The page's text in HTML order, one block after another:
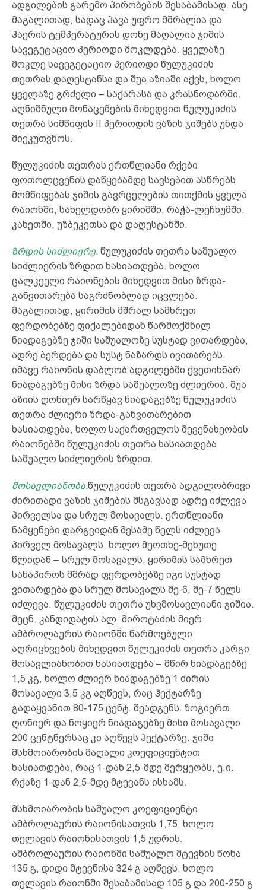
ადგილების გარემო პირობების შესაბამისად. ასე
მაგალითად, სადაც ჰავა უფრო მშრალია და
ჰაერის ტემპერატურის დონე მაღალია ჯიშის
სავეგეტაციო პერიოდი მოკლდება. ყველაზე
მოკლე სავეგეტაციო პერიოდი წულუკიძის
თეთრას დაღესტანსა და შუა აზიაში აქვს, ხოლო
ყველაზე გრძელი – საქარასა და კრასნოდარში.
აღნიშნული მონაცემების მიხედვით წულუკიძის
თეთრა სიმწიფის II პერიოდის ვაზის ჯიშებს უნდა
მიეკუთვნოს.
წულუკიძის თეთრას ერთწლიანი რქები
ფოთოლცვენის დაწყებამდე სავსებით ასწრებს
მომწიფებას ჯიშის გავრცელების თითქმის ყველა
რაიონში, სახელდობრ ყირიმში, რაჭა-ლეჩხუმში,
კახეთში, უზბეკეთსა და დაღესტანში.
ზრდის სიძლიერე. წულუკიძის თეთრა საშუალო
სიძლიერის ზრდით ხასიათდება. ხოლო
ცალკეული რაიონების მიხედვით მისი ზრდა-
განვითარება საგრძნობლად იცვლება.
მაგალითად, ყირიმის მშრალ სამხრეთ
ფერდობებზე ფიქალებიდან წარმოქმნილ
ნიადაგებზე ჯიში საშუალოზე სუსტად ვითარდება,
ადრე ბერდება და სუსტ ნაზარდს ივითარებს.
იმავე რაიონის დაბლობ ადგილებში ქვეთიხნარ
ნიადაგებზე მისი ზრდა საშუალოზე ძლიერია. შუა
აზიის ღონიერ სარწყავ ნიადაგებზე წულუკიძის
თეთრა ძლიერი ზრდა-განვითარებით
ხასიათდება, ხოლო საქართველოს მევენახეობის
რაიონებში წულუკიძის თეთრა ხასიათდება
საშუალო სიძლიერის ზრდით.
მოსავლიანობა.წულუკიძის თეთრა ადგილობრივი
ძირითადი ვაზის ჯიშების მსგავსად ადრე იძლევა
პირველსა და სრულ მოსავალს. ერთწლიანი
ნამყენები დარგვიდან მესამე წელს იძლევა
პირველ მოსავალს, ხოლო მეოთხე-მეხუთე
წლიდან – სრულ მოსავალს. ყირიმის სამხრეთ
სანაპიროს მშრად ფერდობებზე იგი სუსტად
ვითარდება და სრულ მოსავალს მე-6, მე-7 წელს
იძლევა. წულუკიძის თეთრა უხვმოსავლიანი ჯიშია.
მეცნ. კანდიდატის ალ. მიროტაძის მიერ
ამბროლაურის რაიონში წარმოებული
აღრიცხვების მიხედვით წულუკიძის თეთრა კარგი
მოსავლიანობით ხასიათდება – მწირ ნიადაგებზე
1,5 კგ, ხოლო ძლიერ ნიადაგებზე 1 ძირის
მოსავალი 3,5 კგ აღწევს, რაც ჰექტარზე
გადაყვანით 80-175 ცენტ. შეადგენს. ზოგიერთ
ღონიერ და ნოყიერ ნიადაგებზე მისი მოსავალი
200 ცენტნერსაც კი აღწევს ჰექტარზე. ჯიში
მსხმოიარობის მაღალი კოეფიციენტით
ხასიათდება, რაც 1-დან 2,5-მდე მერყეობს, ე.ი.
რქაზე 1-დან 2,5-მდე მტევანს ისხამს.
მსხმოიარობის საშუალო კოეფიციენტი
ამბროლაურის რაიონისათვის 1,75, ხოლო
თელავის რაიონისათვის 1,5 უდრის.
ამბროლაურის რაიონში საშუალო მტევნის წონა
135 გ, დიდი მტევნისა 324 გ აღწევს, ხოლო
თელავის რაიონში შესაბამისად 105 გ და 200-250 გ